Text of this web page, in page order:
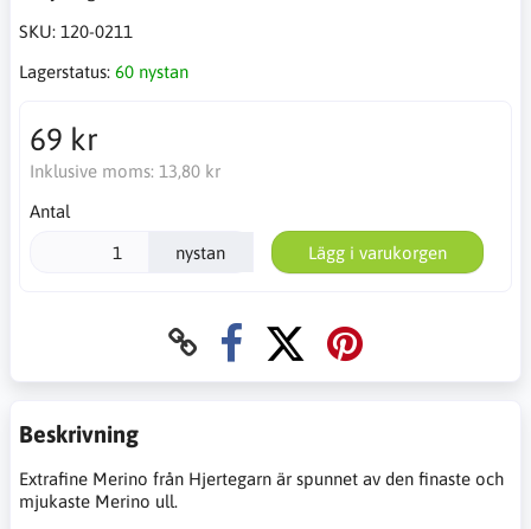
SKU: 120-0211
Lagerstatus: 60 nystan
69 kr
Inklusive moms: 13,80 kr
Antal
nystan Lägg i varukorgen
Beskrivning
Extrafine Merino från Hjertegarn är spunnet av den finaste och
mjukaste Merino ull.